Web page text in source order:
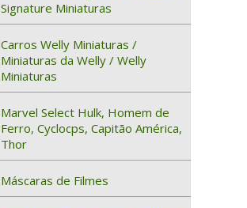
Signature Miniaturas
Carros Welly Miniaturas /
Miniaturas da Welly / Welly
Miniaturas
Marvel Select Hulk, Homem de
Ferro, Cyclocps, Capitão América,
Thor
Máscaras de Filmes